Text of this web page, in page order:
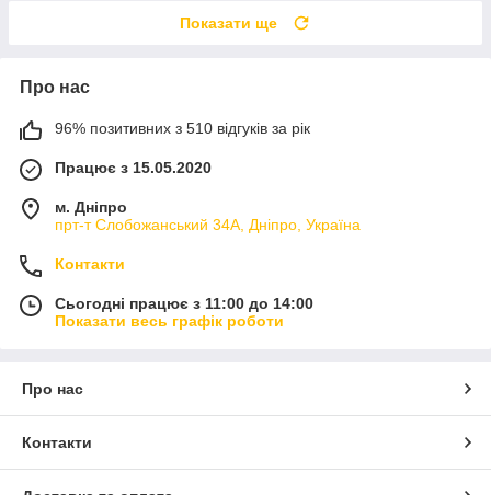
Показати ще
Про нас
96% позитивних з 510 відгуків за рік
Працює з 15.05.2020
м. Дніпро
прт-т Слобожанський 34А, Дніпро, Україна
Контакти
Сьогодні працює з 11:00 до 14:00
Показати весь графік роботи
Про нас
Контакти